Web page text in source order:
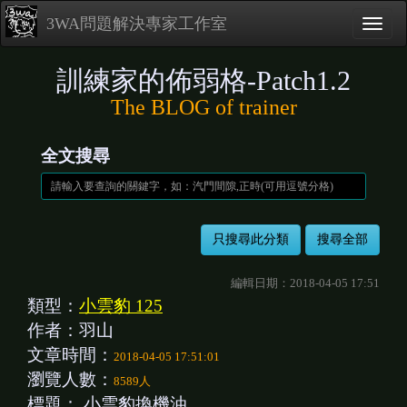
3WA問題解決專家工作室
訓練家的佈弱格-Patch1.2
The BLOG of trainer
全文搜尋
編輯日期：2018-04-05 17:51
類型： 小雲豹 125
作者：羽山
文章時間： 2018-04-05 17:51:01
瀏覽人數： 8589人